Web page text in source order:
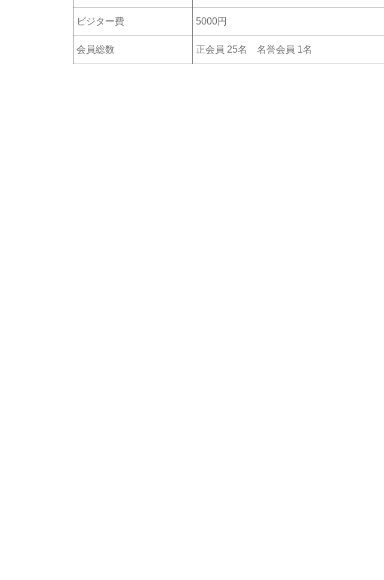
ビジター費 5000円
会員総数 正会員 25名 名誉会員 1名